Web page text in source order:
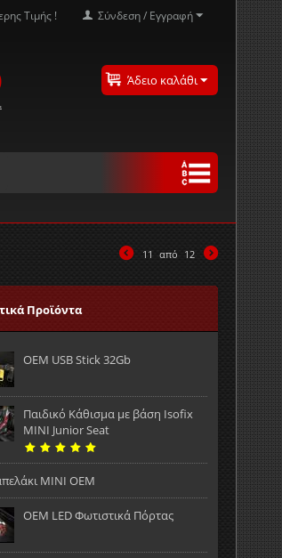
Σύνδεση / Εγγραφή
Τιμής !
Άδειο καλάθι
11 από 12
Προϊόντα
OEM USB Stick 32Gb
Παιδικό Κάθισμα με βάση Isofix
MINI Junior Seat
MINI OEM
OEM LED Φωτιστικά Πόρτας